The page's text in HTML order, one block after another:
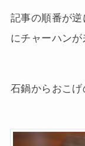
記事の順番が
にチャーハンが
石鍋からおこげ